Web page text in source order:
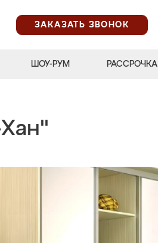
ЗАКАЗАТЬ ЗВОНОК
ШОУ-РУМ РАССРОЧКА